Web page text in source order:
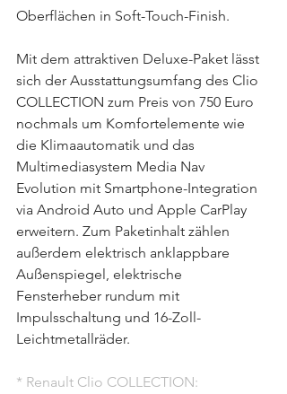
Oberflächen in Soft-Touch-Finish.
Mit dem attraktiven Deluxe-Paket lässt
sich der Ausstattungsumfang des Clio
COLLECTION zum Preis von 750 Euro
nochmals um Komfortelemente wie
die Klimaautomatik und das
Multimediasystem Media Nav
Evolution mit Smartphone-Integration
via Android Auto und Apple CarPlay
erweitern. Zum Paketinhalt zählen
außerdem elektrisch anklappbare
Außenspiegel, elektrische
Fensterheber rundum mit
Impulsschaltung und 16-Zoll-
Leichtmetallräder.
* Renault Clio COLLECTION: